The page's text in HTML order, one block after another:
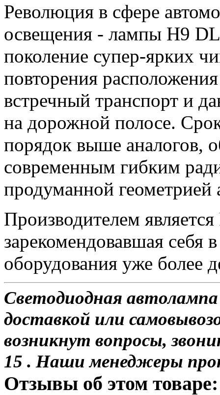
Революция в сфере
освещения - лампы H9
поколение супер-ярких
повторения
встречный транспорт и
на дорожной полосе.
порядок выше аналогов,
современным гибким
продуманной
Производителем
зарекомендовавшая себя
оборудования уже более
Светодиодная
доставкой или
возникнут вопросы,
15 . Наши менеджеры
Отзывы об этом товаре: